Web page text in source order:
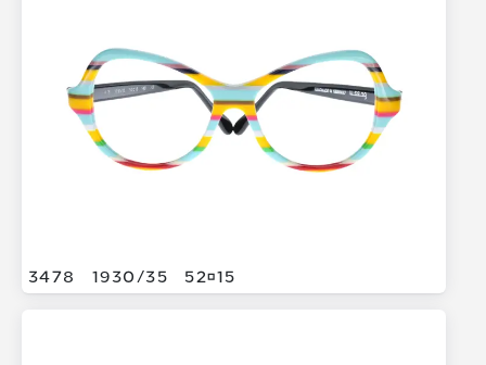
3478 1930/35 5215